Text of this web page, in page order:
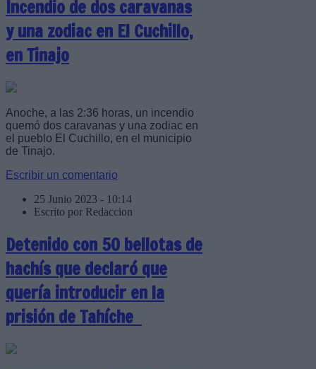
Incendio de dos caravanas
y una zodiac en El Cuchillo,
en Tinajo
Anoche, a las 2:36 horas, un incendio
quemó dos caravanas y una zodiac en
el pueblo El Cuchillo, en el municipio
de Tinajo.
Escribir un comentario
25 Junio 2023 - 10:14
Escrito por Redaccion
Detenido con 50 bellotas de
hachís que declaró que
quería introducir en la
prisión de Tahíche